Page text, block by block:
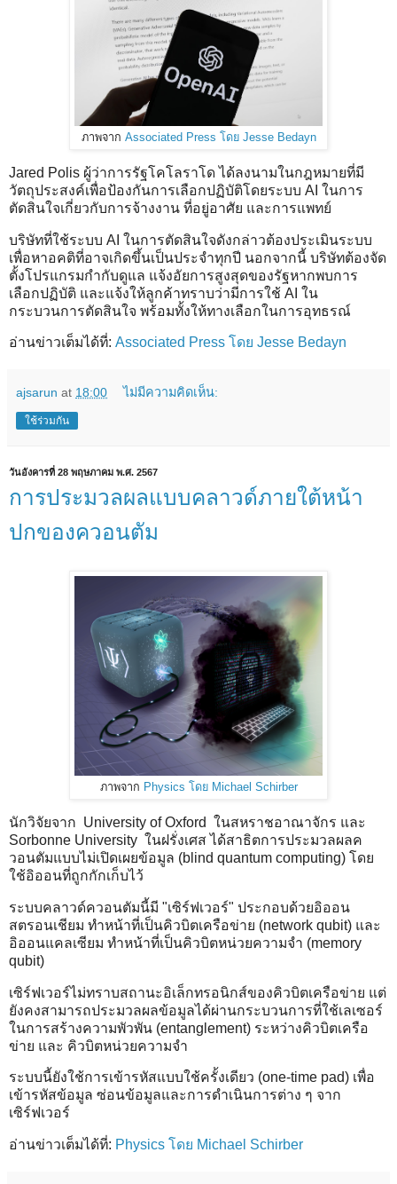
ภาพจาก Associated Press โดย Jesse Bedayn
Jared Polis ผู้ว่าการรัฐโคโลราโด ได้ลงนามในกฎหมายที่มี
วัตถุประสงค์เพื่อป้องกันการเลือกปฏิบัติโดยระบบ AI ในการ
ตัดสินใจเกี่ยวกับการจ้างงาน ที่อยู่อาศัย และการแพทย์
บริษัทที่ใช้ระบบ AI ในการตัดสินใจดังกล่าวต้องประเมินระบบ
เพื่อหาอคติที่อาจเกิดขึ้นเป็นประจำทุกปี นอกจากนี้ บริษัทต้องจัด
ตั้งโปรแกรมกำกับดูแล แจ้งอัยการสูงสุดของรัฐหากพบการ
เลือกปฏิบัติ และแจ้งให้ลูกค้าทราบว่ามีการใช้ AI ใน
กระบวนการตัดสินใจ พร้อมทั้งให้ทางเลือกในการอุทธรณ์
อ่านข่าวเต็มได้ที่: Associated Press โดย Jesse Bedayn
ajsarun at 18:00 ไม่มีความคิดเห็น:
ใช้ร่วมกัน
วันอังคารที่ 28 พฤษภาคม พ.ศ. 2567
การประมวลผลแบบคลาวด์ภายใต้หน้า
ปกของควอนตัม
ภาพจาก Physics โดย Michael Schirber
นักวิจัยจาก University of Oxford ในสหราชอาณาจักร และ
Sorbonne University ในฝรั่งเศส ได้สาธิตการประมวลผลค
วอนตัมแบบไม่เปิดเผยข้อมูล (blind quantum computing) โดย
ใช้อิออนที่ถูกกักเก็บไว้
ระบบคลาวด์ควอนตัมนี้มี "เซิร์ฟเวอร์" ประกอบด้วยอิออน
สตรอนเชียม ทำหน้าที่เป็นคิวบิตเครือข่าย (network qubit) และ
อิออนแคลเซียม ทำหน้าที่เป็นคิวบิตหน่วยความจำ (memory
qubit)
เซิร์ฟเวอร์ไม่ทราบสถานะอิเล็กทรอนิกส์ของคิวบิตเครือข่าย แต่
ยังคงสามารถประมวลผลข้อมูลได้ผ่านกระบวนการที่ใช้เลเซอร์
ในการสร้างความพัวพัน (entanglement) ระหว่างคิวบิตเครือ
ข่าย และ คิวบิตหน่วยความจำ
ระบบนี้ยังใช้การเข้ารหัสแบบใช้ครั้งเดียว (one-time pad) เพื่อ
เข้ารหัสข้อมูล ซ่อนข้อมูลและการดำเนินการต่าง ๆ จาก
เซิร์ฟเวอร์
อ่านข่าวเต็มได้ที่: Physics โดย Michael Schirber